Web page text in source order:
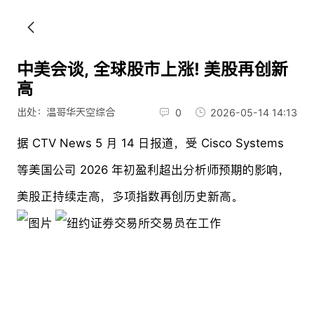
中美会谈, 全球股市上涨! 美股再创新
高
出处：温哥华天空综合 0 2026-05-14 14:13
据 CTV News 5 月 14 日报道，受 Cisco Systems
等美国公司 2026 年初盈利超出分析师预期的影响，
美股正持续走高，多项指数再创历史新高。